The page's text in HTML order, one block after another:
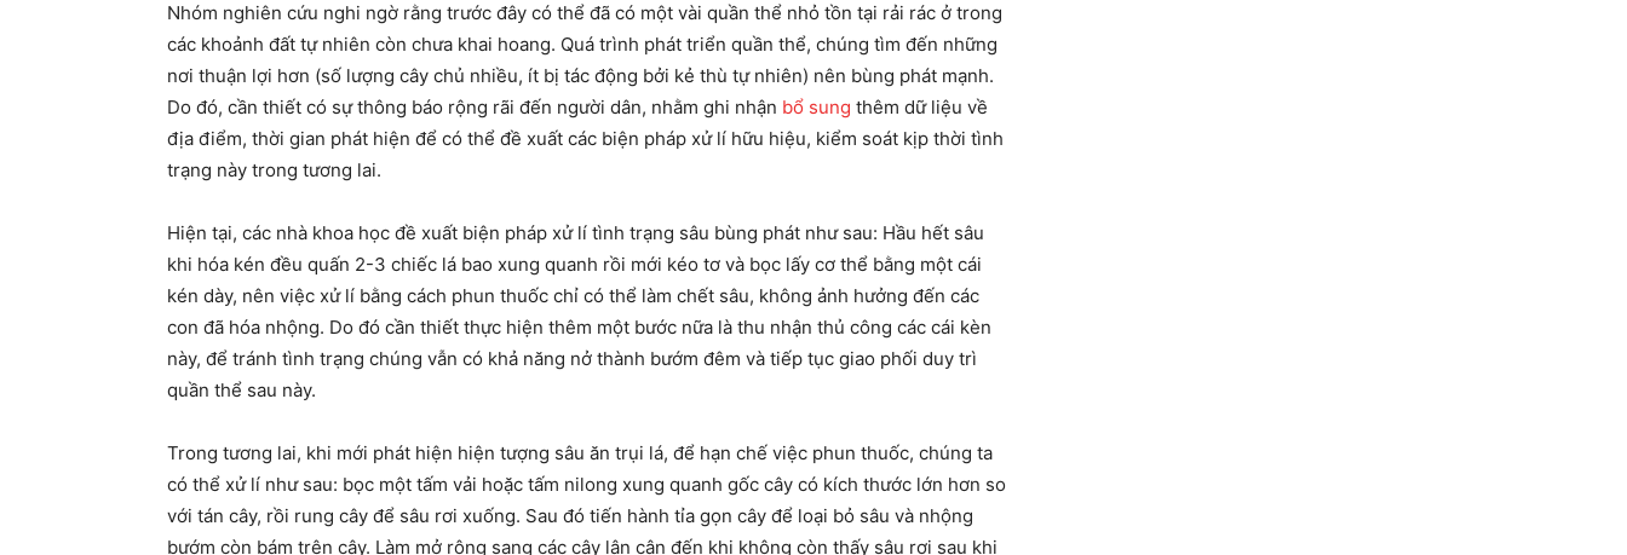
Nhóm nghiên cứu nghi ngờ rằng trước đây có thể đã có một vài quần thể nhỏ tồn tại rải rác ở trong
các khoảnh đất tự nhiên còn chưa khai hoang. Quá trình phát triển quần thể, chúng tìm đến những
nơi thuận lợi hơn (số lượng cây chủ nhiều, ít bị tác động bởi kẻ thù tự nhiên) nên bùng phát mạnh.
Do đó, cần thiết có sự thông báo rộng rãi đến người dân, nhằm ghi nhận bổ sung thêm dữ liệu về
địa điểm, thời gian phát hiện để có thể đề xuất các biện pháp xử lí hữu hiệu, kiểm soát kịp thời tình
trạng này trong tương lai.
Hiện tại, các nhà khoa học đề xuất biện pháp xử lí tình trạng sâu bùng phát như sau: Hầu hết sâu
khi hóa kén đều quấn 2-3 chiếc lá bao xung quanh rồi mới kéo tơ và bọc lấy cơ thể bằng một cái
kén dày, nên việc xử lí bằng cách phun thuốc chỉ có thể làm chết sâu, không ảnh hưởng đến các
con đã hóa nhộng. Do đó cần thiết thực hiện thêm một bước nữa là thu nhận thủ công các cái kèn
này, để tránh tình trạng chúng vẫn có khả năng nở thành bướm đêm và tiếp tục giao phối duy trì
quần thể sau này.
Trong tương lai, khi mới phát hiện hiện tượng sâu ăn trụi lá, để hạn chế việc phun thuốc, chúng ta
có thể xử lí như sau: bọc một tấm vải hoặc tấm nilong xung quanh gốc cây có kích thước lớn hơn so
với tán cây, rồi rung cây để sâu rơi xuống. Sau đó tiến hành tỉa gọn cây để loại bỏ sâu và nhộng
bướm còn bám trên cây. Làm mở rộng sang các cây lận cận đến khi không còn thấy sâu rơi sau khi